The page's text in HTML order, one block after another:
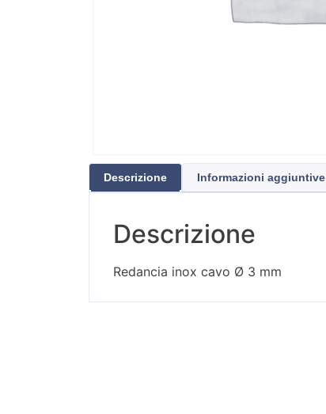
Descrizione Informazioni aggiuntive
Descrizione
Redancia inox cavo Ø 3 mm